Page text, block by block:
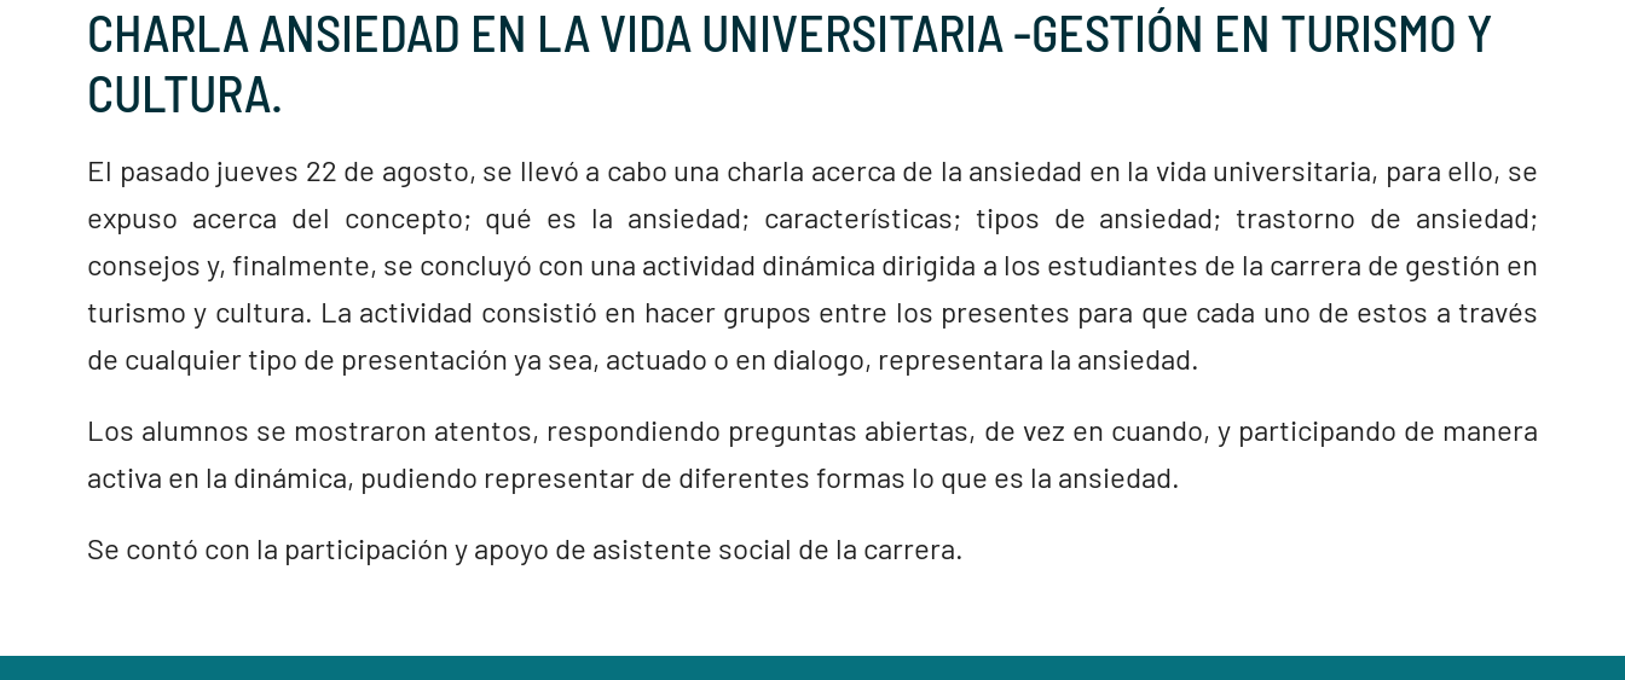
CHARLA ANSIEDAD EN LA VIDA UNIVERSITARIA -GESTIÓN EN TURISMO Y
CULTURA.
El pasado jueves 22 de agosto, se llevó a cabo una charla acerca de la ansiedad en la vida universitaria, para ello, se
expuso acerca del concepto; qué es la ansiedad; características; tipos de ansiedad; trastorno de ansiedad;
consejos y, finalmente, se concluyó con una actividad dinámica dirigida a los estudiantes de la carrera de gestión en
turismo y cultura. La actividad consistió en hacer grupos entre los presentes para que cada uno de estos a través
de cualquier tipo de presentación ya sea, actuado o en dialogo, representara la ansiedad.
Los alumnos se mostraron atentos, respondiendo preguntas abiertas, de vez en cuando, y participando de manera
activa en la dinámica, pudiendo representar de diferentes formas lo que es la ansiedad.
Se contó con la participación y apoyo de asistente social de la carrera.